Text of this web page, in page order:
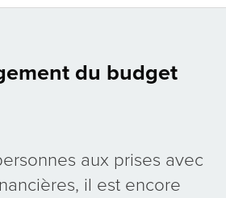
du budget
aux prises avec
il est encore